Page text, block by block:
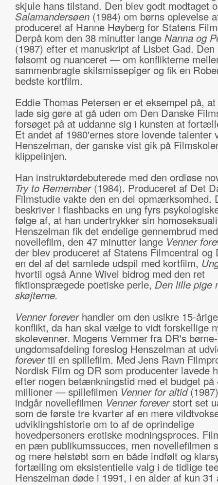
skjule hans tilstand. Den blev godt modtaget
Salamandersøen(1984) om børns oplevelse
produceret af Hanne Høyberg for Statens
Derpå kom den 38 minutter lange Nanna og
(1987) efter et manuskript af Lisbet Gad.
følsomt og nuanceret — om konflikterne
sammenbragte skilsmissepiger og fik en
bedste kortfilm.
Eddie Thomas Petersen er et eksempel på,
lade sig gøre at gå uden om Den Danske
forsøget på at uddanne sig i kunsten at
Et andet af 1980'ernes store lovende talenter
Henszelman, der ganske vist gik på
klippelinjen.
Han instruktørdebuterede med den ordløse
Try to Remember(1984). Produceret af Det
Filmstudie vakte den en del opmærksomhed.
beskriver i flashbacks en ung fyrs
følge af, at han undertrykker sin
Henszelman fik det endelige gennembrud
novellefilm, den 47 minutter lange Venner
der blev produceret af Statens Filmcentral og
en del af det samlede udspil med kortfilm,
hvortil også Anne Wivel bidrog med den ret
fiktionsprægede poetiske perle, Den lille pige
skøjterne.
Venner foreverhandler om den usikre 15-
konflikt, da han skal vælge to vidt forskellige
skolevenner. Mogens Vemmer fra DR's
ungdomsafdeling foreslog Henszelman at
forevertil en spillefilm. Med Jens Ravn
Nordisk Film og DR som producenter lavede
efter nogen betænkningstid med et budget på
millioner — spillefilmen Venner for altid
indgår novellefilmen Venner foreverstort set
som de første tre kvarter af en mere
udviklingshistorie om to af de oprindelige
hovedpersoners erotiske modningsproces.
en pæn publikumssucces, men novellefilmen
og mere helstøbt som en både indfølt og
fortælling om eksistentielle valg i de tidlige
Henszelman døde i 1991, i en alder af kun 31